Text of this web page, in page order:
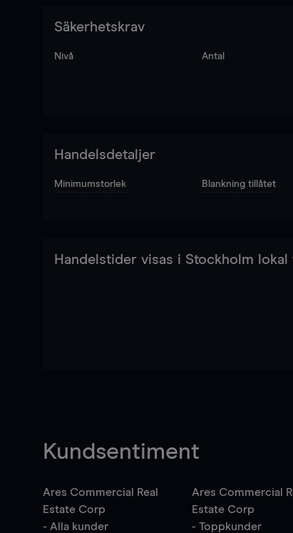
Säkerhetskrav
Nivå Antal
Handelsdetaljer
Minimumstorlek Blankning tillåtet
Handelstider visas i Stockholm lokal
Kundsentiment
Ares Commercial Real
Estate Corp
- Alla kunder
Ares Commercial
Estate Corp
- Toppkunder